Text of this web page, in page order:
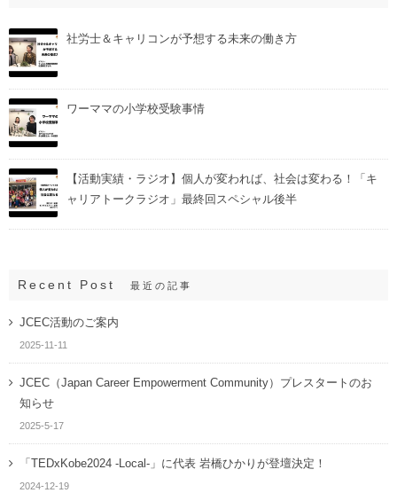
社労士＆キャリコンが予想する未来の働き方
ワーママの小学校受験事情
【活動実績・ラジオ】個人が変われば、社会は変わる！「キ
ャリアトークラジオ」最終回スペシャル後半
Recent Post 最近の記事
JCEC活動のご案内
2025-11-11
JCEC（Japan Career Empowerment Community）プレスタートのお
知らせ
2025-5-17
「TEDxKobe2024 -Local-」に代表 岩橋ひかりが登壇決定！
2024-12-19